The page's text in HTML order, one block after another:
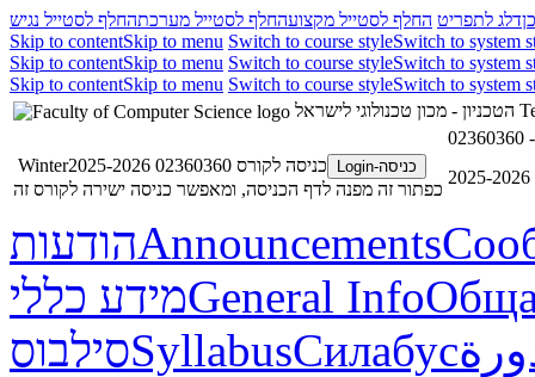
דלג לתפריט החלף לסטייל מקצועהחלף לסטייל מערכתהחלף לסטייל נגיש
Skip to contentSkip to menu Switch to course styleSwitch to system
Skip to contentSkip to menu Switch to course styleSwitch to system
Skip to contentSkip to menu Switch to course styleSwitch to system
כניסה-Login
כניסה לקורס 02360360 Winter2025-2026
כפתור זה מפנה לדף הכניסה, ומאפשר כניסה ישירה לקורס זה
הודעותAnnouncements
מידע כלליGeneral Info
סילבוסSyllabusСилабус